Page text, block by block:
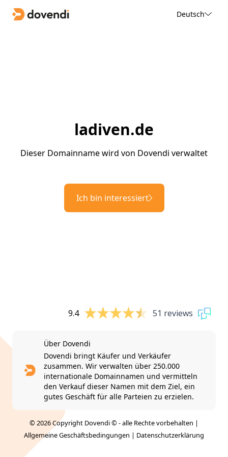
Deutsch
ladiven.de
Dieser Domainname wird von Dovendi verwaltet
Ich bin interessiert
9.4 51 reviews
Über Dovendi
Dovendi bringt Käufer und Verkäufer
zusammen. Wir verwalten über 250.000
internationale Domainnamen und vermitteln
den Verkauf dieser Namen mit dem Ziel, ein
gutes Geschäft für alle Parteien zu erzielen.
© 2026 Copyright Dovendi © - alle Rechte vorbehalten |
Allgemeine Geschäftsbedingungen | Datenschutzerklärung